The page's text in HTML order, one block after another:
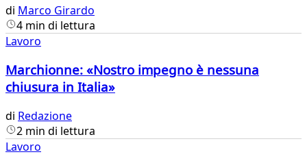
di Marco Girardo
4 min di lettura
Lavoro
Marchionne: «Nostro impegno è nessuna
chiusura in Italia»
di Redazione
2 min di lettura
Lavoro